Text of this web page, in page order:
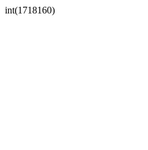
int(1718160)